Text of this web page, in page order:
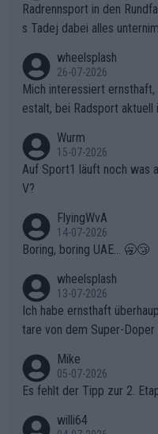
Radrennsport in den
s Tadej dabei alles unternimmt,
ganze Team auch mental
olg teilzuhaben, ist ihm
chen weit über den
wheelsplash
26-07-2026
Mich interessiert
estalt, bei Radsport
Wurm
15-07-2026
Auf Sport1 läuft noch was
V?
FlyingWvA
14-07-2026
Boring, boring UAE... 🥱😴
wheelsplash
13-07-2026
Ich habe ernsthaft
tare von dem Super-
r die gehört nicht in dieses
Mike
05-07-2026
Es fehlt der Tipp zur 2.
willi64